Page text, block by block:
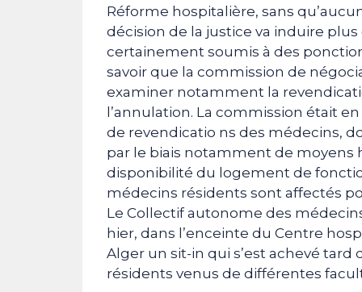
Réforme hospitalière, sans
décision de la justice va induire
certainement soumis à des
savoir que la commission de
examiner notamment la
l’annulation. La commission était
de revendicatio ns des médecins,
par le biais notamment de moyens
disponibilité du logement de
médecins résidents sont affectés
Le Collectif autonome des
hier, dans l’enceinte du Centre
Alger un sit-in qui s’est achevé
résidents venus de différentes